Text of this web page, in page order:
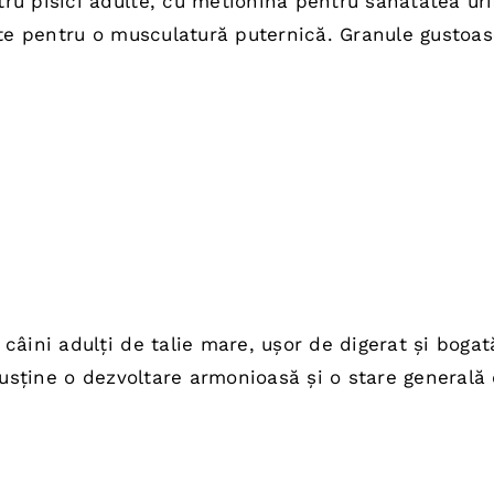
lei.
pentru o musculatură puternică. Granule
lei.
adulți de talie mare, ușor de digerat și
o dezvoltare armonioasă și o stare generală